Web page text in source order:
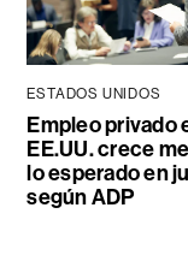
ESTADOS UNIDOS
Empleo privado
EE.UU. crece
lo esperado en
según ADP